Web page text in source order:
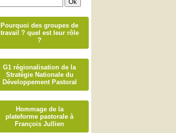
Pourquoi des groupes de
travail ? quel est leur rôle
?
G1 régionalisation de la
Stratégie Nationale du
Développement Pastoral
Hommage de la
plateforme pastorale à
François Jullien